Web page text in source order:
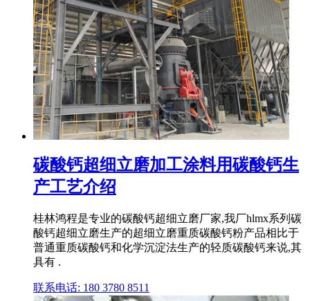
碳酸钙超细立磨加工涂料用碳酸钙生
产工艺介绍
桂林鸿程是专业的碳酸钙超细立磨厂家,我厂hlmx系列碳
酸钙超细立磨生产的超细立磨重质碳酸钙粉产品相比于
普通重质碳酸钙和化学沉淀法生产的轻质碳酸钙来说,其
具有 .
联系电话: 180 3780 8511